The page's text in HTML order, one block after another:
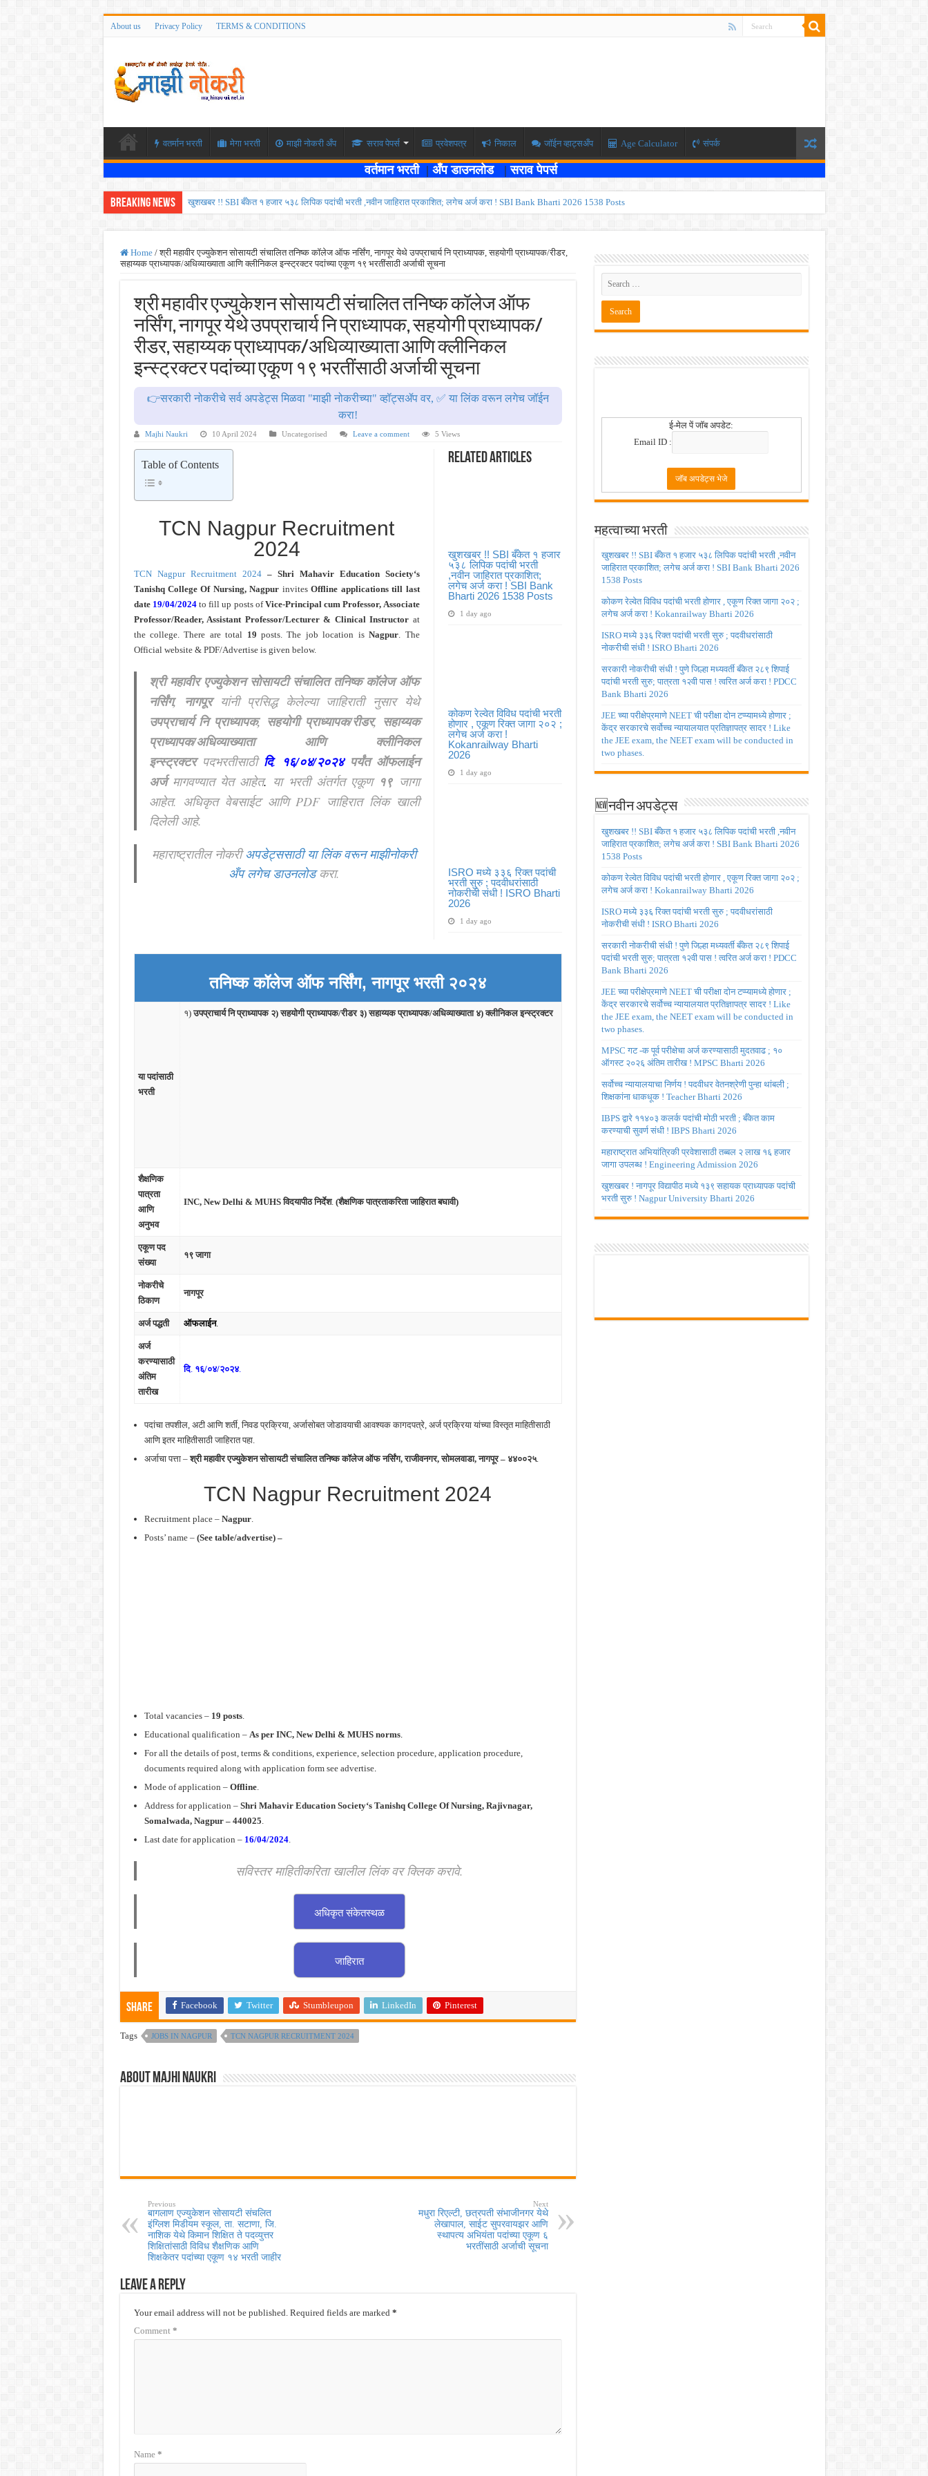
About us Privacy Policy TERMS & CONDITIONS
वतर्मान भरती मेगा भरती माझी नोकरी अँप सराव पेपर्स प्रवेशपत्र निकाल जॉईन व्हाट्सअँप Age Calculator संपर्क
वर्तमान भरती | अँप डाउनलोड |सराव पेपर्स
Breaking News खुशखबर !! SBI बँकेत १ हजार ५३८ लिपिक पदांची भरती ,नवीन जाहिरात प्रकाशित; लगेच अर्ज करा ! SBI Bank Bharti 2026 1538 Posts
ISRO मध्ये ३३६ रिक्त पदांची भरती सुरु ; पदवीधरांसाठी नोकरीची संधी ! ISRO Bharti 2026
सरकारी नोकरीची संधी ! पुणे जिल्हा मध्यवर्ती बँकेत २८९ शिपाई पदांची भरती सुरु; पात्रता १२वी पास ! त्वरित अर्ज करा ! PDCC Bank Bharti 2026
JEE च्या परीक्षेप्रमाणे NEET ची परीक्षा दोन टप्प्यामध्ये होणार ; केंद्र सरकारचे सर्वोच्च न्यायालयात प्रतिज्ञापत्र सादर ! Like the JEE exam, the NEET exam will be conducted in two phases.
MPSC गट -क पूर्व परीक्षेचा अर्ज करण्यासाठी मुदतवाढ ; १० ऑगस्ट २०२६ अंतिम तारीख ! MPSC Bharti 2026
सर्वोच्च न्यायालयाचा निर्णय ! पदवीधर वेतनश्रेणी पुन्हा थांबली ; शिक्षकांना धाकधूक ! Teacher Bharti 2026
IBPS द्वारे ११४०३ कलर्क पदांची मोठी भरती ; बँकेत काम करण्याची सुवर्ण संधी ! IBPS Bharti 2026
महाराष्ट्रात अभियांत्रिकी प्रवेशासाठी तब्बल २ लाख १६ हजार जागा उपलब्ध ! Engineering Admission 2026
खुशखबर ! नागपूर विद्यापीठ मध्ये १३९ सहायक प्राध्यापक पदांची भरती सुरु ! Nagpur University Bharti 2026
Home / श्री महावीर एज्युकेशन सोसायटी संचालित तनिष्क कॉलेज ऑफ नर्सिंग, नागपूर येथे उपप्राचार्य नि प्राध्यापक, सहयोगी प्राध्यापक/रीडर,
सहाय्यक प्राध्यापक/अधिव्याख्याता आणि क्लीनिकल इन्स्ट्रक्टर पदांच्या एकूण १९ भरतींसाठी अर्जाची सूचना
श्री महावीर एज्युकेशन सोसायटी संचालित तनिष्क कॉलेज ऑफ
नर्सिंग, नागपूर येथे उपप्राचार्य नि प्राध्यापक, सहयोगी प्राध्यापक/
रीडर, सहाय्यक प्राध्यापक/अधिव्याख्याता आणि क्लीनिकल
इन्स्ट्रक्टर पदांच्या एकूण १९ भरतींसाठी अर्जाची सूचना
👉सरकारी नोकरीचे सर्व अपडेट्स मिळवा "माझी नोकरीच्या" व्हॉट्सॲप वर, ✅ या लिंक वरून लगेच जॉईन
करा!
Majhi Naukri 10 April 2024 Uncategorised Leave a comment 5 Views
Related Articles
खुशखबर !! SBI बँकेत १ हजार
५३८ लिपिक पदांची भरती
,नवीन जाहिरात प्रकाशित;
लगेच अर्ज करा ! SBI Bank
Bharti 2026 1538 Posts
1 day ago
कोकण रेल्वेत विविध पदांची भरती
होणार , एकूण रिक्त जागा २०२ ;
लगेच अर्ज करा !
Kokanrailway Bharti
2026
1 day ago
ISRO मध्ये ३३६ रिक्त पदांची
भरती सुरु ; पदवीधरांसाठी
नोकरीची संधी ! ISRO Bharti
2026
1 day ago
Table of Contents
TCN Nagpur Recruitment
2024
TCN Nagpur Recruitment 2024– Shri Mahavir Education Society‘s
Tanishq College Of Nursing, Nagpur invitesOffline applications till last
date19/04/2024to fill up posts ofVice-Principal cum Professor, Associate
Professor/Reader, Assistant Professor/Lecturer & Clinical Instructor at
the college. There are total 19 posts. The job location isNagpur. The
Official website & PDF/Advertise is given below.
श्री महावीर एज्युकेशन सोसायटी संचालित तनिष्क कॉलेज ऑफ
नर्सिंग, नागपूरयांनी प्रसिद्ध केलेल्या जाहिराती नुसार येथे
उपप्राचार्य नि प्राध्यापक, सहयोगी प्राध्यापक/रीडर, सहाय्यक
प्राध्यापक/अधिव्याख्याता आणि क्लीनिकल
इन्स्ट्रक्टरपदभरतीसाठी दि. १६/०४/२०२४ पर्यंत ऑफलाईन
अर्ज मागवण्यात येत आहेत. या भरती अंतर्गत एकूण १९ जागा
आहेत. अधिकृत वेबसाईट आणि PDF जाहिरात लिंक खाली
दिलेली आहे.
महाराष्ट्रातील नोकरीअपडेट्ससाठी या लिंक वरून माझीनोकरी
अँप लगेच डाउनलोडकरा.
तनिष्क कॉलेज ऑफ नर्सिंग, नागपूर भरती २०२४
या पदांसाठी
भरती
१)उपप्राचार्य नि प्राध्यापक २) सहयोगी प्राध्यापक/रीडर ३) सहाय्यक प्राध्यापक/अधिव्याख्याता ४) क्लीनिकल इन्स्ट्रक्टर
शैक्षणिक
पात्रता
आणि
अनुभव
INC, New Delhi & MUHS विदयापीठ निर्देश.(शैक्षणिक पात्रताकरिता जाहिरात बघावी)
एकूण पद
संख्या
१९ जागा
नोकरीचे
ठिकाण
नागपूर
अर्ज पद्धती ऑफलाईन.
अर्ज
करण्यासाठी
अंतिम
तारीख
दि. १६/०४/२०२४.
पदांचा तपशील, अटी आणि शर्ती, निवड प्रक्रिया, अर्जासोबत जोडावयाची आवश्यक कागदपत्रे, अर्ज प्रक्रिया यांच्या विस्तृत माहितीसाठी
आणि इतर माहितीसाठी जाहिरात पहा.
अर्जाचा पत्ता –श्री महावीर एज्युकेशन सोसायटी संचालित तनिष्क कॉलेज ऑफ नर्सिंग, राजीवनगर, सोमलवाडा, नागपूर– ४४००२५.
TCN Nagpur Recruitment 2024
Recruitment place – Nagpur.
Posts’ name –(See table/advertise) –
Total vacancies –19 posts.
Educational qualification – As per INC, New Delhi & MUHS norms.
For all the details of post, terms & conditions, experience, selection procedure, application procedure,
documents required along with application form see advertise.
Mode of application – Offline.
Address for application – Shri Mahavir Education Society‘s Tanishq College Of Nursing, Rajivnagar,
Somalwada, Nagpur – 440025
Last date for application – 16/04/2024.
सविस्तर माहितीकरिता खालील लिंक वर क्लिक करावे.
अधिकृत संकेतस्थळ
जाहिरात
Share Facebook Twitter Stumbleupon LinkedIn Pinterest
Tags JOBS IN NAGPUR TCN NAGPUR RECRUITMENT 2024
About Majhi Naukri
Previous
बागलाण एज्युकेशन सोसायटी संचलित
इंग्लिश मिडीयम स्कूल, ता. सटाणा, जि.
नाशिक येथे किमान शिक्षित ते पदव्युत्तर
शिक्षितांसाठी विविध शैक्षणिक आणि
शिक्षकेतर पदांच्या एकूण १४ भरती जाहीर
Next
मधुरा रिएल्टी, छत्रपती संभाजीनगर येथे
लेखापाल, साईट सुपरवायझर आणि
स्थापत्य अभियंता पदांच्या एकूण ६
भरतींसाठी अर्जाची सूचना
Leave a Reply
Your email address will not be published. Required fields are marked *
Comment *
Name *
ई-मेल पें जॉब अपडेट:
Email ID :
महत्वाच्या भरती
खुशखबर !! SBI बँकेत १ हजार ५३८ लिपिक पदांची भरती ,नवीन
जाहिरात प्रकाशित; लगेच अर्ज करा ! SBI Bank Bharti 2026
1538 Posts
कोकण रेल्वेत विविध पदांची भरती होणार , एकूण रिक्त जागा २०२ ;
लगेच अर्ज करा ! Kokanrailway Bharti 2026
ISRO मध्ये ३३६ रिक्त पदांची भरती सुरु ; पदवीधरांसाठी
नोकरीची संधी ! ISRO Bharti 2026
सरकारी नोकरीची संधी ! पुणे जिल्हा मध्यवर्ती बँकेत २८९ शिपाई
पदांची भरती सुरु; पात्रता १२वी पास ! त्वरित अर्ज करा ! PDCC
Bank Bharti 2026
JEE च्या परीक्षेप्रमाणे NEET ची परीक्षा दोन टप्प्यामध्ये होणार ;
केंद्र सरकारचे सर्वोच्च न्यायालयात प्रतिज्ञापत्र सादर ! Like
the JEE exam, the NEET exam will be conducted in
two phases.
🆕नवीन अपडेट्स
खुशखबर !! SBI बँकेत १ हजार ५३८ लिपिक पदांची भरती ,नवीन
जाहिरात प्रकाशित; लगेच अर्ज करा ! SBI Bank Bharti 2026
1538 Posts
कोकण रेल्वेत विविध पदांची भरती होणार , एकूण रिक्त जागा २०२ ;
लगेच अर्ज करा ! Kokanrailway Bharti 2026
ISRO मध्ये ३३६ रिक्त पदांची भरती सुरु ; पदवीधरांसाठी
नोकरीची संधी ! ISRO Bharti 2026
सरकारी नोकरीची संधी ! पुणे जिल्हा मध्यवर्ती बँकेत २८९ शिपाई
पदांची भरती सुरु; पात्रता १२वी पास ! त्वरित अर्ज करा ! PDCC
Bank Bharti 2026
JEE च्या परीक्षेप्रमाणे NEET ची परीक्षा दोन टप्प्यामध्ये होणार ;
केंद्र सरकारचे सर्वोच्च न्यायालयात प्रतिज्ञापत्र सादर ! Like
the JEE exam, the NEET exam will be conducted in
two phases.
MPSC गट -क पूर्व परीक्षेचा अर्ज करण्यासाठी मुदतवाढ ; १०
ऑगस्ट २०२६ अंतिम तारीख ! MPSC Bharti 2026
सर्वोच्च न्यायालयाचा निर्णय ! पदवीधर वेतनश्रेणी पुन्हा थांबली ;
शिक्षकांना धाकधूक ! Teacher Bharti 2026
IBPS द्वारे ११४०३ कलर्क पदांची मोठी भरती ; बँकेत काम
करण्याची सुवर्ण संधी ! IBPS Bharti 2026
महाराष्ट्रात अभियांत्रिकी प्रवेशासाठी तब्बल २ लाख १६ हजार
जागा उपलब्ध ! Engineering Admission 2026
खुशखबर ! नागपूर विद्यापीठ मध्ये १३९ सहायक प्राध्यापक पदांची
भरती सुरु ! Nagpur University Bharti 2026